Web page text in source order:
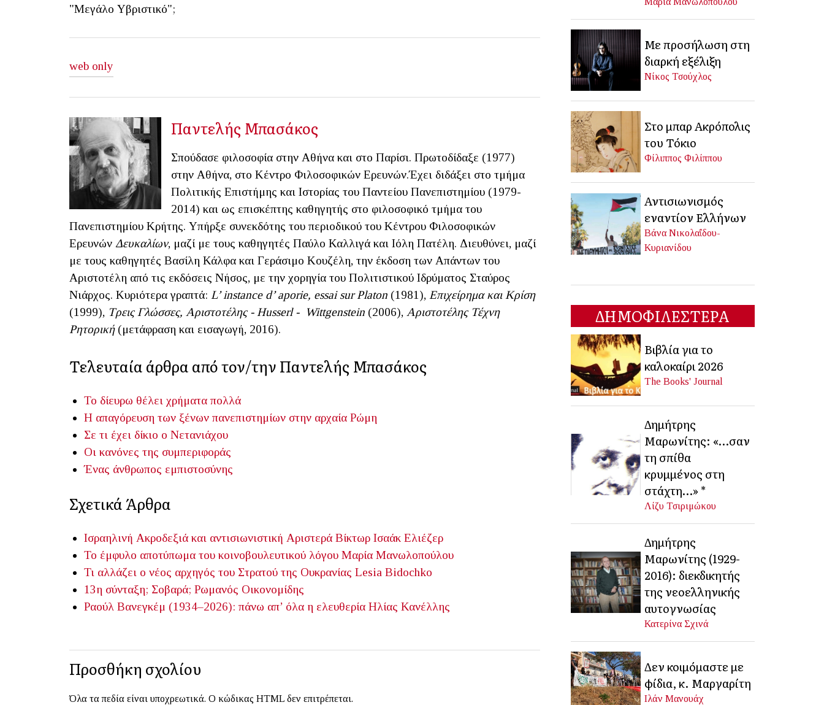
"Μεγάλο Υβριστικό";
web only
Παντελής Μπασάκος
Σπούδασε φιλοσοφία στην Αθήνα και στο Παρίσι. Πρωτοδίδαξε (1977)
στην Αθήνα, στο Κέντρο Φιλοσοφικών Ερευνών.Έχει διδάξει στο τμήμα
Πολιτικής Επιστήμης και Ιστορίας του Παντείου Πανεπιστημίου (1979-
2014) και ως επισκέπτης καθηγητής στο φιλοσοφικό τμήμα του
Πανεπιστημίου Κρήτης. Υπήρξε συνεκδότης του περιοδικού του Κέντρου Φιλοσοφικών
Ερευνών Δευκαλίων, μαζί με τους καθηγητές Παύλο Καλλιγά και Ιόλη Πατέλη. Διευθύνει, μαζί
με τους καθηγητές Βασίλη Κάλφα και Γεράσιμο Κουζέλη, την έκδοση των Απάντων του
Αριστοτέλη από τις εκδόσεις Νήσος, με την χορηγία του Πολιτιστικού Ιδρύματος Σταύρος
Νιάρχος. Κυριότερα γραπτά: L’ instance d’ aporie, essai sur Platon (1981), Επιχείρημα και Κρίση
(1999), Τρεις Γλώσσες, Αριστοτέλης - Husserl - Wittgenstein (2006), Αριστοτέλης Τέχνη
Ρητορική(μετάφραση και εισαγωγή, 2016).
Τελευταία άρθρα από τον/την Παντελής Μπασάκος
Το δίευρω θέλει χρήματα πολλά
Η απαγόρευση των ξένων πανεπιστημίων στην αρχαία Ρώμη
Σε τι έχει δίκιο ο Νετανιάχου
Οι κανόνες της συμπεριφοράς
Ένας άνθρωπος εμπιστοσύνης
Σχετικά Άρθρα
Ισραηλινή Ακροδεξιά και αντισιωνιστική Αριστερά Βίκτωρ Ισαάκ Ελιέζερ
Το έμφυλο αποτύπωμα του κοινοβουλευτικού λόγου Μαρία Μανωλοπούλου
Τι αλλάζει ο νέος αρχηγός του Στρατού της Ουκρανίας Lesia Bidochko
13η σύνταξη; Σοβαρά; Ρωμανός Οικονομίδης
Ραούλ Βανεγκέμ (1934–2026): πάνω απ’ όλα η ελευθερία Ηλίας Κανέλλης
Προσθήκη σχολίου
Όλα τα πεδία είναι υποχρεωτικά. Ο κώδικας HTML δεν επιτρέπεται.
Με προσήλωση στη
διαρκή εξέλιξη
Νίκος Τσούχλος
Στο μπαρ Ακρόπολις
του Τόκιο
Φίλιππος Φιλίππου
Αντισιωνισμός
εναντίον Ελλήνων
Βάνα Νικολαΐδου-
Κυριανίδου
ΔΗΜΟΦΙΛΕΣΤΕΡΑ
Βιβλία για το
καλοκαίρι 2026
The Books' Journal
Δημήτρης
Μαρωνίτης: «…σαν
τη σπίθα
κρυμμένος στη
στάχτη…» *
Λίζυ Τσιριμώκου
Δημήτρης
Μαρωνίτης (1929-
2016): διεκδικητής
της νεοελληνικής
αυτογνωσίας
Κατερίνα Σχινά
Δεν κοιμόμαστε με
φίδια, κ. Μαργαρίτη
Ιλάν Μανουάχ